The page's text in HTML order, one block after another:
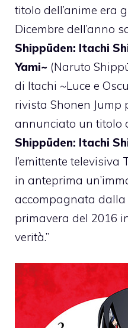
titolo dell’anime era
Dicembre dell’anno
Shippūden: Itachi
Yami~ (Naruto
di Itachi ~Luce e
rivista Shonen Jump
annunciato un titolo
Shippūden: Itachi
l’emittente televisiva
in anteprima
accompagnata dalla
primavera del 2016
verità.”